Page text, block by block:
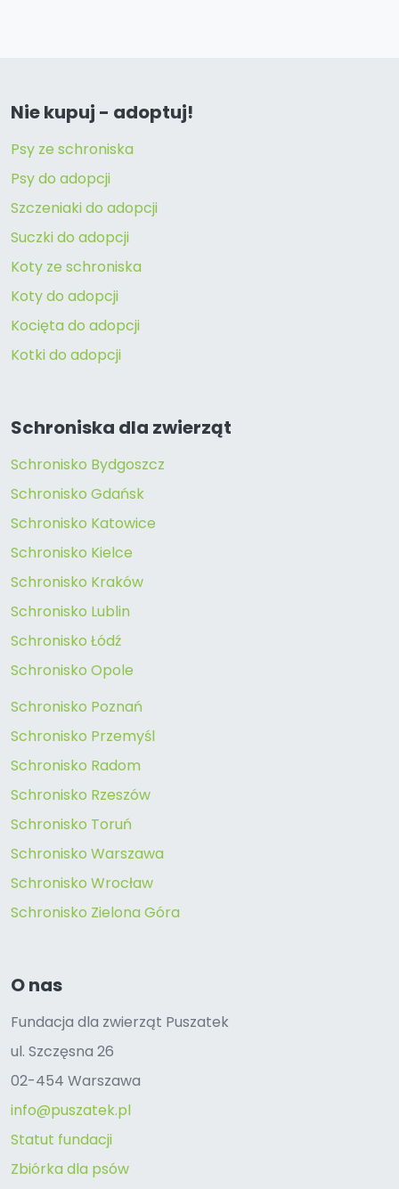
Nie kupuj - adoptuj!
Psy ze schroniska
Psy do adopcji
Szczeniaki do adopcji
Suczki do adopcji
Koty ze schroniska
Koty do adopcji
Kocięta do adopcji
Kotki do adopcji
Schroniska dla zwierząt
Schronisko Bydgoszcz
Schronisko Gdańsk
Schronisko Katowice
Schronisko Kielce
Schronisko Kraków
Schronisko Lublin
Schronisko Łódź
Schronisko Opole
Schronisko Poznań
Schronisko Przemyśl
Schronisko Radom
Schronisko Rzeszów
Schronisko Toruń
Schronisko Warszawa
Schronisko Wrocław
Schronisko Zielona Góra
O nas
Fundacja dla zwierząt Puszatek
ul. Szczęsna 26
02-454 Warszawa
info@puszatek.pl
Statut fundacji
Zbiórka dla psów